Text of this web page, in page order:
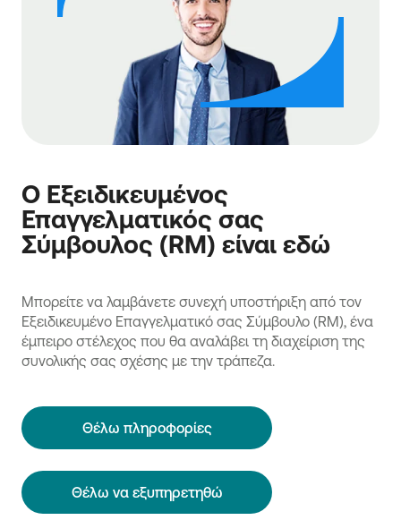
Ο Εξειδικευμένος
Επαγγελματικός σας
Σύμβουλος (RM) είναι εδώ
Μπορείτε να λαμβάνετε συνεχή υποστήριξη από τον
Εξειδικευμένο Επαγγελματικό σας Σύμβουλο (RM), ένα
έμπειρο στέλεχος που θα αναλάβει τη διαχείριση της
συνολικής σας σχέσης με την τράπεζα.
Θέλω πληροφορίες
Θέλω να εξυπηρετηθώ